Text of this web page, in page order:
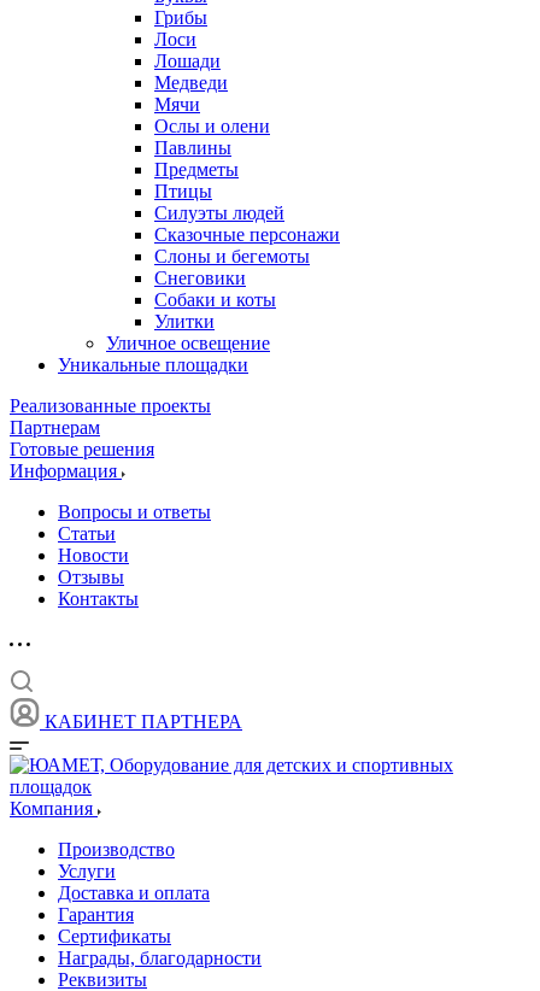
Грибы
Лоси
Лошади
Медведи
Мячи
Ослы и олени
Павлины
Предметы
Птицы
Силуэты людей
Сказочные персонажи
Слоны и бегемоты
Снеговики
Собаки и коты
Улитки
Уличное освещение
Уникальные площадки
Реализованные проекты
Партнерам
Готовые решения
Информация
Вопросы и ответы
Статьи
Новости
Отзывы
Контакты
КАБИНЕТ ПАРТНЕРА
Компания
Производство
Услуги
Доставка и оплата
Гарантия
Сертификаты
Награды, благодарности
Реквизиты